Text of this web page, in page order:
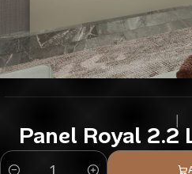
Panel Royal 2.2